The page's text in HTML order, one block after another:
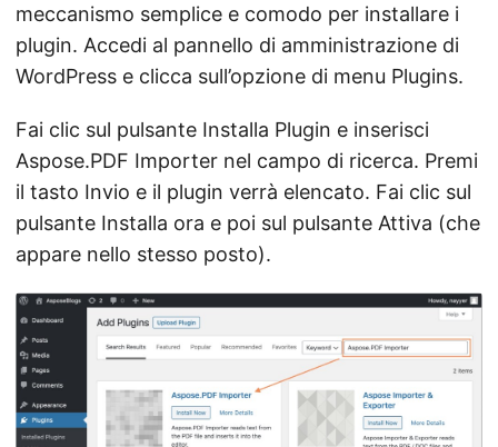
meccanismo semplice e comodo per installare i
plugin. Accedi al pannello di amministrazione di
WordPress e clicca sull’opzione di menu Plugins.
Fai clic sul pulsante Installa Plugin e inserisci
Aspose.PDF Importer nel campo di ricerca. Premi
il tasto Invio e il plugin verrà elencato. Fai clic sul
pulsante Installa ora e poi sul pulsante Attiva (che
appare nello stesso posto).